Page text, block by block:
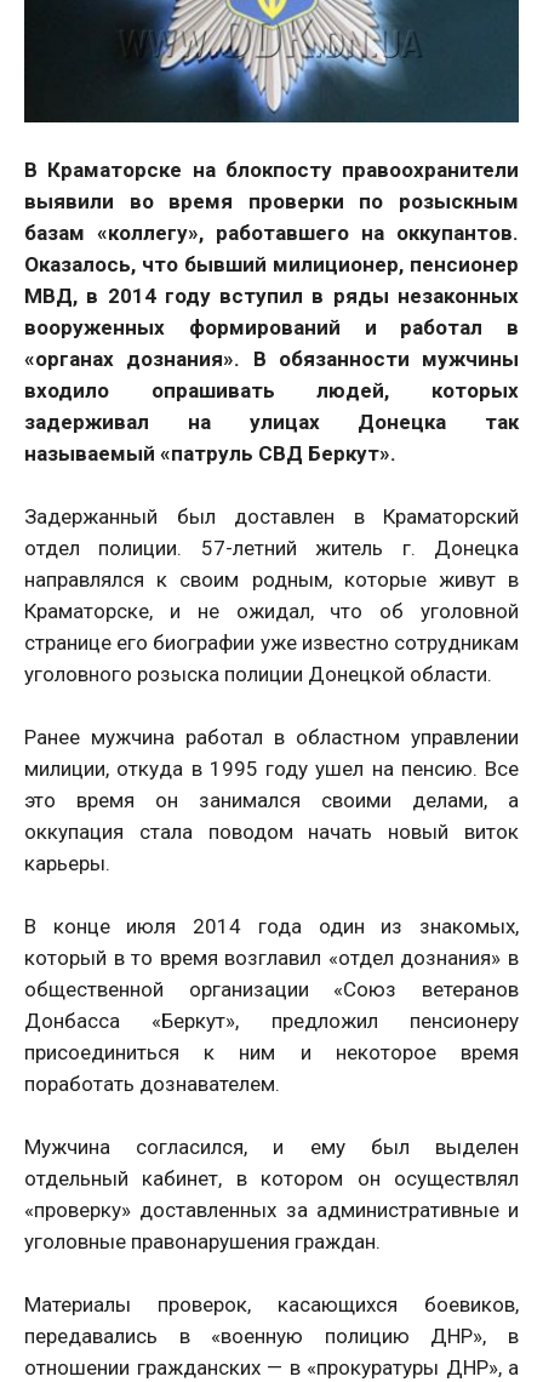
В Краматорске на блокпосту правоохранители
выявили во время проверки по розыскным
базам «коллегу», работавшего на оккупантов.
Оказалось, что бывший милиционер, пенсионер
МВД, в 2014 году вступил в ряды незаконных
вооруженных формирований и работал в
«органах дознания». В обязанности мужчины
входило опрашивать людей, которых
задерживал на улицах Донецка так
называемый «патруль СВД Беркут».
Задержанный был доставлен в Краматорский
отдел полиции. 57-летний житель г. Донецка
направлялся к своим родным, которые живут в
Краматорске, и не ожидал, что об уголовной
странице его биографии уже известно сотрудникам
уголовного розыска полиции Донецкой области.
Ранее мужчина работал в областном управлении
милиции, откуда в 1995 году ушел на пенсию. Все
это время он занимался своими делами, а
оккупация стала поводом начать новый виток
карьеры.
В конце июля 2014 года один из знакомых,
который в то время возглавил «отдел дознания» в
общественной организации «Союз ветеранов
Донбасса «Беркут», предложил пенсионеру
присоединиться к ним и некоторое время
поработать дознавателем.
Мужчина согласился, и ему был выделен
отдельный кабинет, в котором он осуществлял
«проверку» доставленных за административные и
уголовные правонарушения граждан.
Материалы проверок, касающихся боевиков,
передавались в «военную полицию ДНР», в
отношении гражданских — в «прокуратуры ДНР», а